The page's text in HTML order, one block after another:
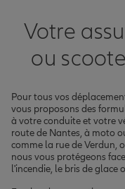
Votre
ou
Pour tous vos
vous proposons des
à votre conduite et votre
route de Nantes, à moto
comme la rue de Verdun,
nous vous protégeons
l'incendie, le bris de glace